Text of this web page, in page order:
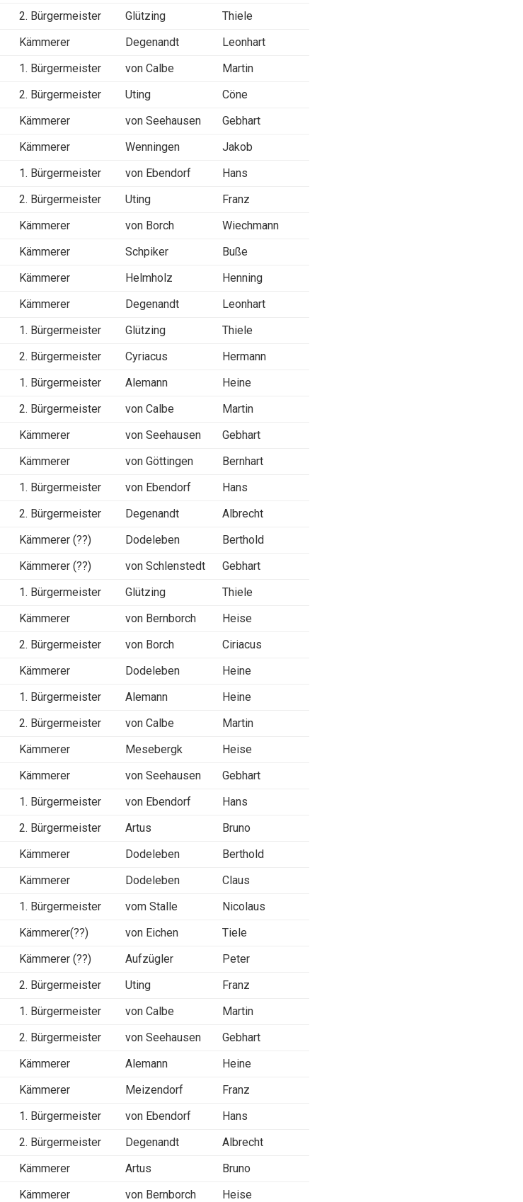
2. Bürgermeister Glützing
Thiele
Kämmerer Degenandt
Leonhart
1. Bürgermeister von Calbe
Martin
2. Bürgermeister Uting
Cöne
Kämmerer von Seehausen
Gebhart
Kämmerer Wenningen
Jakob
1. Bürgermeister von Ebendorf
Hans
2. Bürgermeister Uting
Franz
Kämmerer von Borch
Wiechmann
Kämmerer Schpiker
Buße
Kämmerer Helmholz
Henning
Kämmerer Degenandt
Leonhart
1. Bürgermeister Glützing
Thiele
2. Bürgermeister Cyriacus
Hermann
1. Bürgermeister Alemann
Heine
2. Bürgermeister von Calbe
Martin
Kämmerer von Seehausen
Gebhart
Kämmerer von Göttingen
Bernhart
1. Bürgermeister von Ebendorf
Hans
2. Bürgermeister Degenandt
Albrecht
Kämmerer (??) Dodeleben
Berthold
Kämmerer (??) von Schlenstedt
Gebhart
1. Bürgermeister Glützing
Thiele
Kämmerer von Bernborch
Heise
2. Bürgermeister von Borch
Ciriacus
Kämmerer Dodeleben
Heine
1. Bürgermeister Alemann
Heine
2. Bürgermeister von Calbe
Martin
Kämmerer Mesebergk
Heise
Kämmerer von Seehausen
Gebhart
1. Bürgermeister von Ebendorf
Hans
2. Bürgermeister Artus
Bruno
Kämmerer Dodeleben
Berthold
Kämmerer Dodeleben
Claus
1. Bürgermeister vom Stalle
Nicolaus
Kämmerer(??) von Eichen
Tiele
Kämmerer (??) Aufzügler
Peter
2. Bürgermeister Uting
Franz
1. Bürgermeister von Calbe
Martin
2. Bürgermeister von Seehausen
Gebhart
Kämmerer Alemann
Heine
Kämmerer Meizendorf
Franz
1. Bürgermeister von Ebendorf
Hans
2. Bürgermeister Degenandt
Albrecht
Kämmerer Artus
Bruno
Kämmerer von Bernborch Heise